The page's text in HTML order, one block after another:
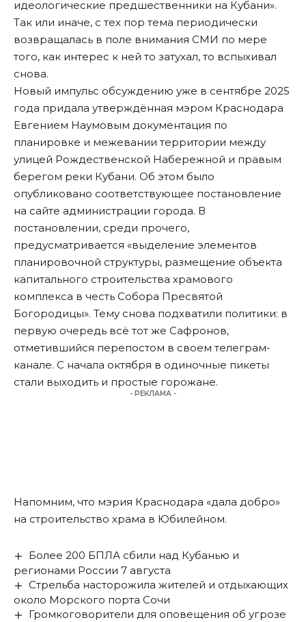
идеологические предшественники на Кубани».
Так или иначе, с тех пор тема периодически
возвращалась в поле внимания СМИ по мере
того, как интерес к ней то затухал, то вспыхивал
снова.
Новый импульс обсуждению уже в сентябре 2025
года придала утверждённая мэром Краснодара
Евгением Наумовым документация по
планировке и межевании территории между
улицей Рождественской Набережной и правым
берегом реки Кубани. Об этом было
опубликовано соответствующее постановление
на сайте администрации города. В
постановлении, среди прочего,
предусматривается «выделение элементов
планировочной структуры, размещение объекта
капитального строительства храмового
комплекса в честь Собора Пресвятой
Богородицы». Тему снова подхватили политики: в
первую очередь всё тот же Сафронов,
отметившийся перепостом в своем телеграм-
канале. С начала октября в одиночные пикеты
стали выходить и простые горожане.
- РЕКЛАМА -
Напомним, что мэрия Краснодара «дала добро»
на строительство храма в Юбилейном.
Более 200 БПЛА сбили над Кубанью и
регионами России 7 августа
Стрельба насторожила жителей и отдыхающих
около Морского порта Сочи
Громкоговорители для оповещения об угрозе